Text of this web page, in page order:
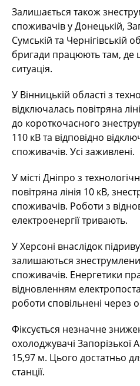
Залишається також
споживачів у Донецькій,
Сумській та Чернігівській
бригади працюють там, де
ситуація.
У Вінницькій області з
відключалась повітряна
до короткочасного
110 кВ та відповідно
споживачів. Усі заживлені.
У місті Дніпро з
повітряна лінія 10 кВ,
споживачів. Роботи з
електроенергії тривають.
У Херсоні внаслідок
залишаються
споживачів. Енергетики
відновленням
роботи сповільнені через
Фіксується незначне
охолоджувачі Запорізької
15,97 м. Цього достатньо
станції.